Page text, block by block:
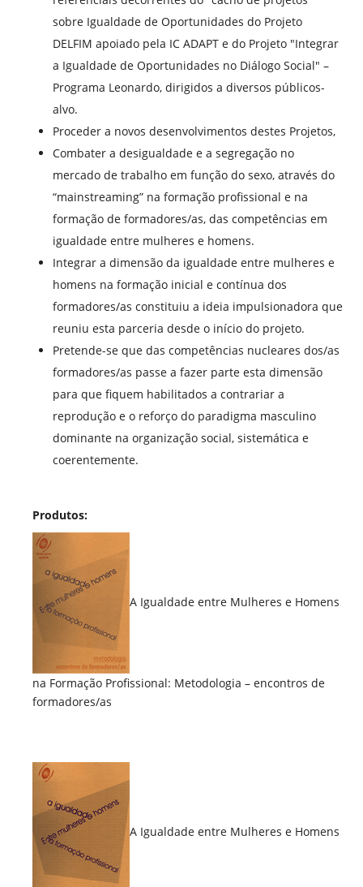
sobre Igualdade de Oportunidades do Projeto
DELFIM apoiado pela IC ADAPT e do Projeto "Integrar
a Igualdade de Oportunidades no Diálogo Social" –
Programa Leonardo, dirigidos a diversos públicos-
alvo.
Proceder a novos desenvolvimentos destes Projetos,
Combater a desigualdade e a segregação no
mercado de trabalho em função do sexo, através do
“mainstreaming” na formação profissional e na
formação de formadores/as, das competências em
igualdade entre mulheres e homens.
Integrar a dimensão da igualdade entre mulheres e
homens na formação inicial e contínua dos
formadores/as constituiu a ideia impulsionadora que
reuniu esta parceria desde o início do projeto.
Pretende-se que das competências nucleares dos/as
formadores/as passe a fazer parte esta dimensão
para que fiquem habilitados a contrariar a
reprodução e o reforço do paradigma masculino
dominante na organização social, sistemática e
coerentemente.
Produtos:
A Igualdade entre Mulheres e Homens
na Formação Profissional: Metodologia – encontros de
formadores/as
A Igualdade entre Mulheres e Homens